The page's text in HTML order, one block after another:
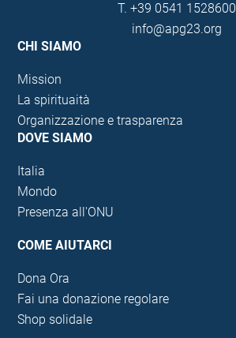
T. +39 0541 1528600
info@apg23.org
CHI SIAMO
Mission
La spirituaità
Organizzazione e trasparenza
DOVE SIAMO
Italia
Mondo
Presenza all'ONU
COME AIUTARCI
Dona Ora
Fai una donazione regolare
Shop solidale